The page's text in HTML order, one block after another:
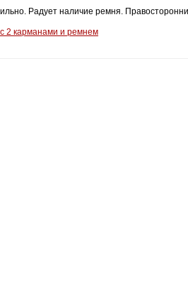
Радует наличие ремня.
2 карманами и ремнем